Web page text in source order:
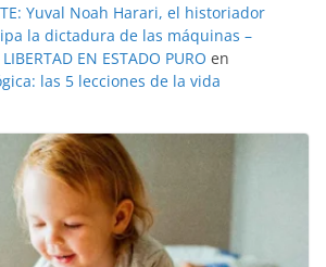
Yuval Noah Harari, el historiador
la dictadura de las máquinas –
EN ESTADO PURO en
las 5 lecciones de la vida